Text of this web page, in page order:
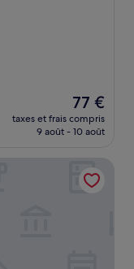
Le
nouveau
prix
de
77 €
77 €
taxes et frais compris
9 août - 10 août